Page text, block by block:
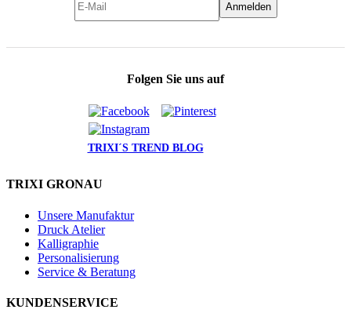
Anmelden
Folgen Sie uns auf
TRIXI´S TREND BLOG
TRIXI GRONAU
Unsere Manufaktur
Druck Atelier
Kalligraphie
Personalisierung
Service & Beratung
KUNDENSERVICE